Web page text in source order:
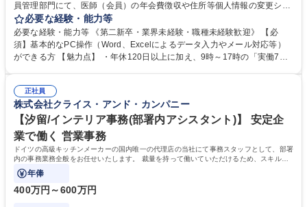
員管理部門にて、医師（会員）の年会費徴収や住所等個人情報の変更シス
テム入力、電話・FAX対応をお任せします。将来的には、各種委員会の運
営事務局業務などにも幅広く携わっていただきます。 【会員管理・データ
入力業務】 ・医師（会員）の住所変更、個人情報のシステム登録・更新
・年会費の徴収管理や入金データの照合確認 【問い合わせ対応】 ・会員
年休120日/デスクワーク中心で残業少なめ
必要な経験・能力等
必要な経験・能力等 《第二新卒・業界未経験・職種未経験歓迎》 【必
須】基本的なPC操作（Word、Excelによるデータ入力やメール対応等）
ができる方 【魅力点】 ・年休120日以上に加え、9時～17時の「実働7時
整、資料作成、当日の運営サポート 学歴・資格 学歴：大学院 大学 語学
力： 資格：
正社員
株式会社クライス・アンド・カンパニー
【汐留/インテリア事務(部署内アシスタント)】 安定企
業で働く 営業事務
ドイツの高級キッチンメーカーの国内唯一の代理店の当社にて事務スタッフとして、部署
内の事務業務全般をお任せいたします。 裁量を持って働いていただけるため、スキルア
ップも可能です。
年俸
400万円～600万円